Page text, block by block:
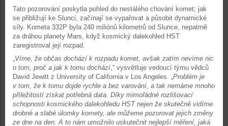
Tato pozorování poskytla pohled do nestálého chování komet; jak
se přibližují ke Slunci, začínají se vypařovat a působit dynamické
síly. Kometa 332P byla 240 miliónů kilometrů od Slunce, nepatrně
za dráhou planety Mars, když kosmický dalekohled HST
zaregistroval její rozpad.
„Víme, že občas dochází k rozpadu komet, avšak zatím nevíme nic
o tom, proč a jak k tomu dochází,“ vysvětluje vedoucí týmu vědců
David Jewitt z University of California v Los Angeles. „Problém je
v tom, že k tomu dojde rychle a bez varování, a tak nemáme mnoho
příležitostí získat potřebná data. Díky mimořádné rozlišovací
schopnosti kosmického dalekohledu HST nejen že skutečně vidíme
drobné a slabé úlomky komety, ale můžeme pozorovat jejich změny
ze dne na den. A to nám umožnilo uskutečnit nejlepší měření, jaká